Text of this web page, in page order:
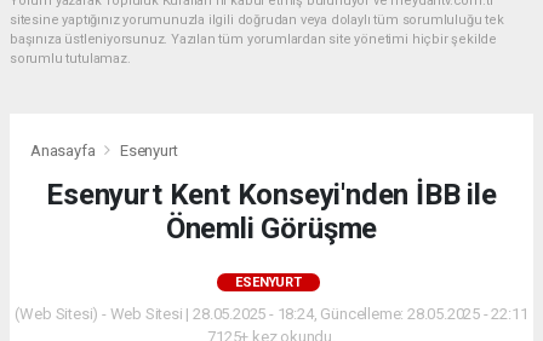
sitesine yaptığınız yorumunuzla ilgili doğrudan veya dolaylı tüm sorumluluğu tek
başınıza üstleniyorsunuz. Yazılan tüm yorumlardan site yönetimi hiçbir şekilde
sorumlu tutulamaz.
Anasayfa Esenyurt
Esenyurt Kent Konseyi'nden İBB ile
Önemli Görüşme
ESENYURT
(Web Sitesi) - Web Sitesi | 28.05.2025 - 18:24, Güncelleme: 28.05.2025 - 22:11
7125+ kez okundu.